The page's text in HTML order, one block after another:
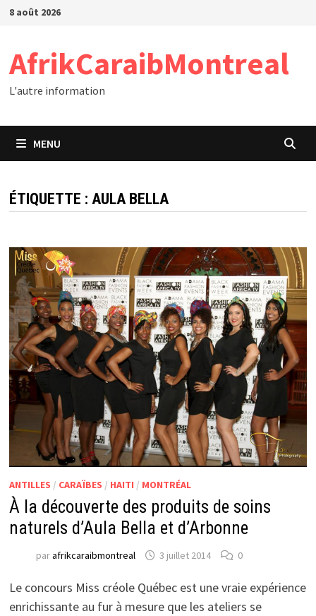
Passer
8 août 2026
AfrikCaraibMontreal
L'autre information
MENU
ÉTIQUETTE : AULA BELLA
ANTILLES / CARAÏBES / HAITI / MONTRÉAL
À la découverte des produits de soins
naturels d’Aula Bella et d’Arbonne
parafrikcaraibmontreal 3 juillet 2014 0
Le concours Miss créole Québec est une vraie expérience
enrichissante au fur à mesure que les ateliers se